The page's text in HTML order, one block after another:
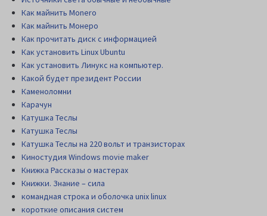
Как майнить Monero
Как майнить Монеро
Как прочитать диск c информацией
Как установить Linux Ubuntu
Как установить Линукс на компьютер.
Какой будет президент России
Каменоломни
Карачун
Катушка Теслы
Катушка Теслы
Катушка Теслы на 220 вольт и транзисторах
Киностудия Windows movie maker
Книжка Рассказы о мастерах
Книжки. Знание – сила
командная строка и оболочка unix linux
короткие описания систем